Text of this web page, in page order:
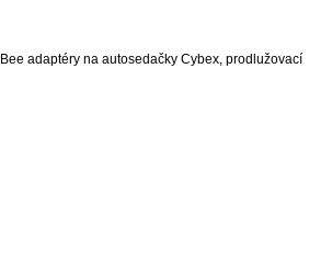
adaptéry na autosedačky Cybex, prodlužovací